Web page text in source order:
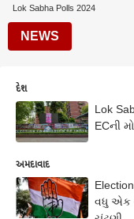
Lok Sabha Polls 2024
NEWS
દેશ
Lok
ECની
અમદાવાદ
વધુ એક